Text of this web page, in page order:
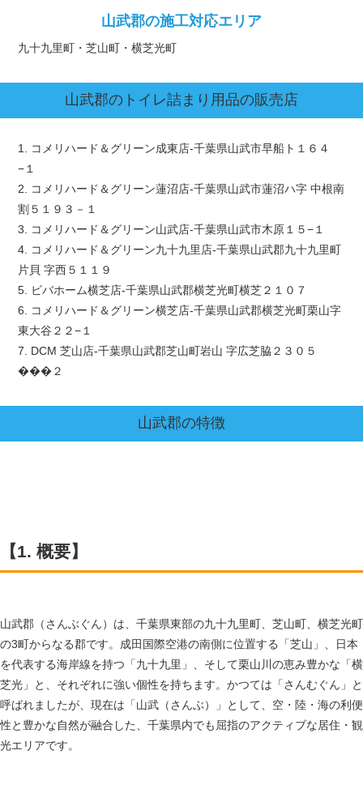
山武郡の施工対応エリア
九十九里町・芝山町・横芝光町
山武郡のトイレ詰まり用品の販売店
1. コメリハード＆グリーン成東店-千葉県山武市早船ト１６４
−１
2. コメリハード＆グリーン蓮沼店-千葉県山武市蓮沼ハ字 中根南
割５１９３－１
3. コメリハード＆グリーン山武店-千葉県山武市木原１５−１
4. コメリハード＆グリーン九十九里店-千葉県山武郡九十九里町
片貝 字西５１１９
5. ビバホーム横芝店-千葉県山武郡横芝光町横芝２１０７
6. コメリハード＆グリーン横芝店-千葉県山武郡横芝光町栗山字
東大谷２２−１
7. DCM 芝山店-千葉県山武郡芝山町岩山 字広芝脇２３０５
���２
山武郡の特徴
【1. 概要】
山武郡（さんぶぐん）は、千葉県東部の九十九里町、芝山町、横芝光町
の3町からなる郡です。成田国際空港の南側に位置する「芝山」、日本
を代表する海岸線を持つ「九十九里」、そして栗山川の恵み豊かな「横
芝光」と、それぞれに強い個性を持ちます。かつては「さんむぐん」と
呼ばれましたが、現在は「山武（さんぶ）」として、空・陸・海の利便
性と豊かな自然が融合した、千葉県内でも屈指のアクティブな居住・観
光エリアです。